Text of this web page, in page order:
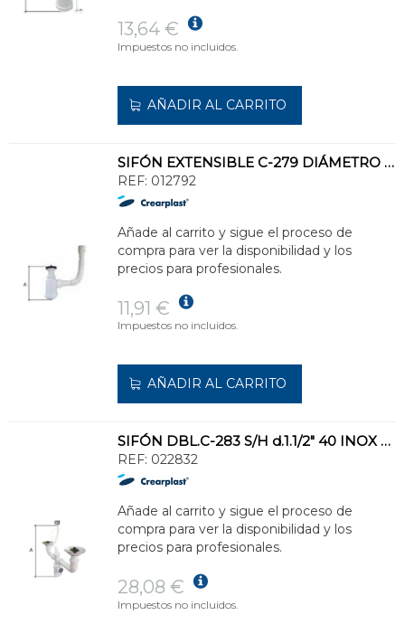
13,64 €
Impuestos no incluidos.
AÑADIR AL CARRITO
SIFÓN EXTENSIBLE C-279 DIÁMETRO 1.1/2" 40 CON ALARGADERA FLEXIBLE
REF: 012792
Añade al carrito y sigue el proceso de
compra para ver la disponibilidad y los
precios para profesionales.
11,91 €
Impuestos no incluidos.
AÑADIR AL CARRITO
SIFÓN DBL.C-283 S/H d.1.1/2" 40 INOX 80 DBL.VALV.FREG.T.ELECTDOM.REBOS.
REF: 022832
Añade al carrito y sigue el proceso de
compra para ver la disponibilidad y los
precios para profesionales.
28,08 €
Impuestos no incluidos.